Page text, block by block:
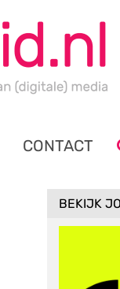
CONTACT
BEKIJK